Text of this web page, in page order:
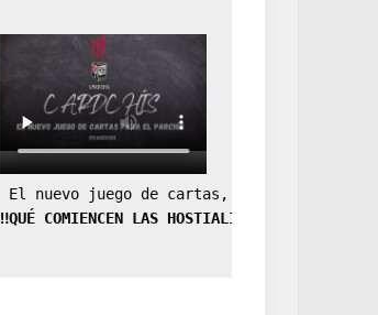
El nuevo juego de cartas, la expansión
‼️QUÉ COMIENCEN LAS HOSTIALIDADES‼️